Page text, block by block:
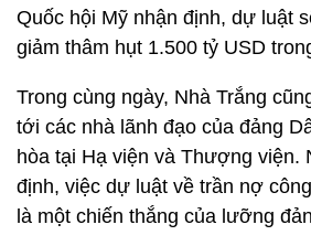
Quốc hội Mỹ nhận định, dự luật
giảm thâm hụt 1.500 tỷ USD
Trong cùng ngày, Nhà Trắng
tới các nhà lãnh đạo của đảng
hòa tại Hạ viện và Thượng viện.
định, việc dự luật về trần nợ
là một chiến thắng của lưỡng